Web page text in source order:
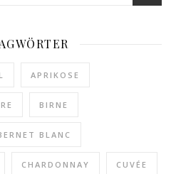
APRIKOSE
BIRNE
BLANC
CHARDONNAY CUVÉE